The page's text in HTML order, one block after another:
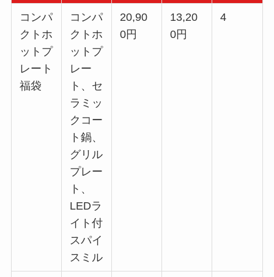
コンパ
クトホ
ットプ
レート
福袋
コンパ
クトホ
ットプ
レー
ト、セ
ラミッ
クコー
ト鍋、
グリル
プレー
ト、
LEDラ
イト付
スパイ
スミル
20,90
0円
13,20
0円
4